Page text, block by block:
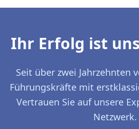
Ihr Erfolg ist
Seit über zwei Jahrzehnten
Führungskräfte mit
Vertrauen Sie auf unsere
Netzwerk.